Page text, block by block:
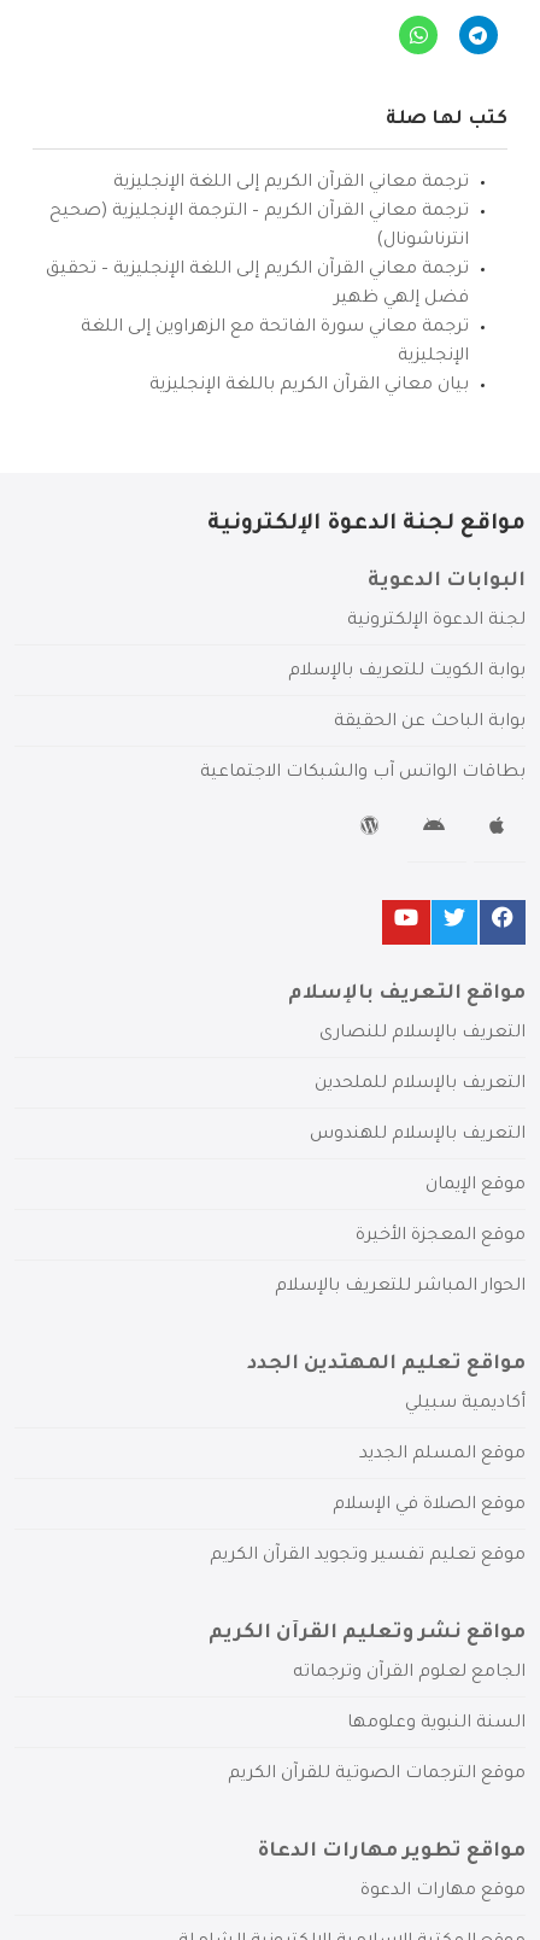
كتب لها صلة
ترجمة معاني القرآن الكريم إلى اللغة الإنجليزية
ترجمة معاني القرآن الكريم – الترجمة الإنجليزية (صحيح
انترناشونال)
ترجمة معاني القرآن الكريم إلى اللغة الإنجليزية – تحقيق
فضل إلهي ظهير
ترجمة معاني سورة الفاتحة مع الزهراوين إلى اللغة
الإنجليزية
بيان معاني القرآن الكريم باللغة الإنجليزية
مواقع لجنة الدعوة الإلكترونية
البوابات الدعوية
لجنة الدعوة الإلكترونية
بوابة الكويت للتعريف بالإسلام
بوابة الباحث عن الحقيقة
بطاقات الواتس آب والشبكات الاجتماعية
مواقع التعريف بالإسلام
التعريف بالإسلام للنصارى
التعريف بالإسلام للملحدين
التعريف بالإسلام للهندوس
موقع الإيمان
موقع المعجزة الأخيرة
الحوار المباشر للتعريف بالإسلام
مواقع تعليم المهتدين الجدد
أكاديمية سبيلي
موقع المسلم الجديد
موقع الصلاة في الإسلام
موقع تعليم تفسير وتجويد القرآن الكريم
مواقع نشر وتعليم القرآن الكريم
الجامع لعلوم القرآن وترجماته
السنة النبوية وعلومها
موقع الترجمات الصوتية للقرآن الكريم
مواقع تطوير مهارات الدعاة
موقع مهارات الدعوة